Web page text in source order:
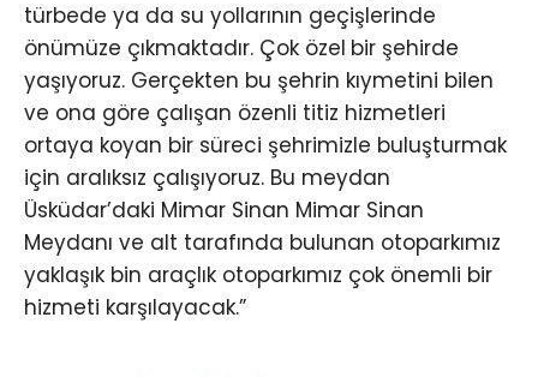
türbede ya da su yollarının geçişlerinde
önümüze çıkmaktadır. Çok özel bir şehirde
yaşıyoruz. Gerçekten bu şehrin kıymetini bilen
ve ona göre çalışan özenli titiz hizmetleri
ortaya koyan bir süreci şehrimizle buluşturmak
için aralıksız çalışıyoruz. Bu meydan
Üsküdar’daki Mimar Sinan Mimar Sinan
Meydanı ve alt tarafında bulunan otoparkımız
yaklaşık bin araçlık otoparkımız çok önemli bir
hizmeti karşılayacak.”